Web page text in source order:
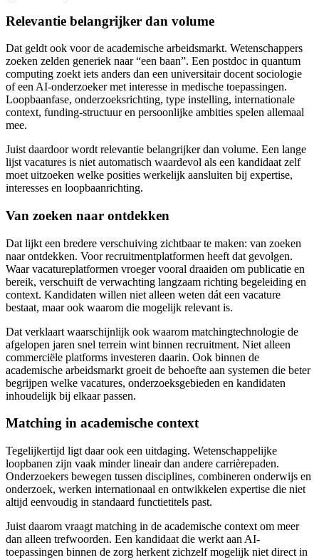
Relevantie belangrijker dan volume
Dat geldt ook voor de academische arbeidsmarkt. Wetenschappers
zoeken zelden generiek naar “een baan”. Een postdoc in quantum
computing zoekt iets anders dan een universitair docent sociologie
of een AI-onderzoeker met interesse in medische toepassingen.
Loopbaanfase, onderzoeksrichting, type instelling, internationale
context, funding-structuur en persoonlijke ambities spelen allemaal
mee.
Juist daardoor wordt relevantie belangrijker dan volume. Een lange
lijst vacatures is niet automatisch waardevol als een kandidaat zelf
moet uitzoeken welke posities werkelijk aansluiten bij expertise,
interesses en loopbaanrichting.
Van zoeken naar ontdekken
Dat lijkt een bredere verschuiving zichtbaar te maken: van zoeken
naar ontdekken. Voor recruitmentplatformen heeft dat gevolgen.
Waar vacatureplatformen vroeger vooral draaiden om publicatie en
bereik, verschuift de verwachting langzaam richting begeleiding en
context. Kandidaten willen niet alleen weten dát een vacature
bestaat, maar ook waarom die mogelijk relevant is.
Dat verklaart waarschijnlijk ook waarom matchingtechnologie de
afgelopen jaren snel terrein wint binnen recruitment. Niet alleen
commerciële platforms investeren daarin. Ook binnen de
academische arbeidsmarkt groeit de behoefte aan systemen die beter
begrijpen welke vacatures, onderzoeksgebieden en kandidaten
inhoudelijk bij elkaar passen.
Matching in academische context
Tegelijkertijd ligt daar ook een uitdaging. Wetenschappelijke
loopbanen zijn vaak minder lineair dan andere carrièrepaden.
Onderzoekers bewegen tussen disciplines, combineren onderwijs en
onderzoek, werken internationaal en ontwikkelen expertise die niet
altijd eenvoudig in standaard functietitels past.
Juist daarom vraagt matching in de academische context om meer
dan alleen trefwoorden. Een kandidaat die werkt aan AI-
toepassingen binnen de zorg herkent zichzelf mogelijk niet direct in